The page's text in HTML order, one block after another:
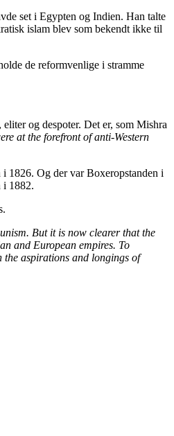
set i Egypten og Indien. Han talte
islam blev som bekendt ikke til
de reformvenlige i stramme
og despoter. Det er, som Mishra
at the forefront of anti-Western
1826. Og der var Boxeropstanden i
i 1882.
But it is now clearer that the
and European empires. To
the aspirations and longings of